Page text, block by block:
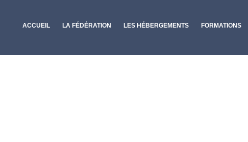
ACCUEIL LA FÉDÉRATION LES HÉBERGEMENTS FORMATIONS